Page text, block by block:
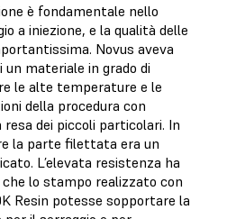
è fondamentale nello
a iniezione, e la qualità delle
Novus aveva
un materiale in grado di
le alte temperature e le
della procedura con
dei piccoli particolari. In
la parte filettata era un
L’elevata resistenza ha
lo stampo realizzato con
Resin potesse sopportare la